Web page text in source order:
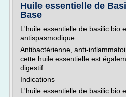
Huile essentielle de
Base
L'huile essentielle de basilic bio
antispasmodique.
Antibactérienne, anti-
cette huile essentielle est
digestif.
Indications
L'huile essentielle de basilic bio